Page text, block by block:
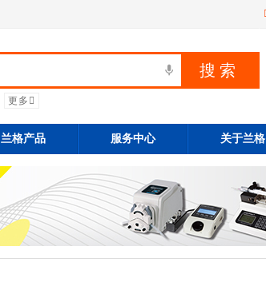
更多
兰格产品 服务中心 关于兰格